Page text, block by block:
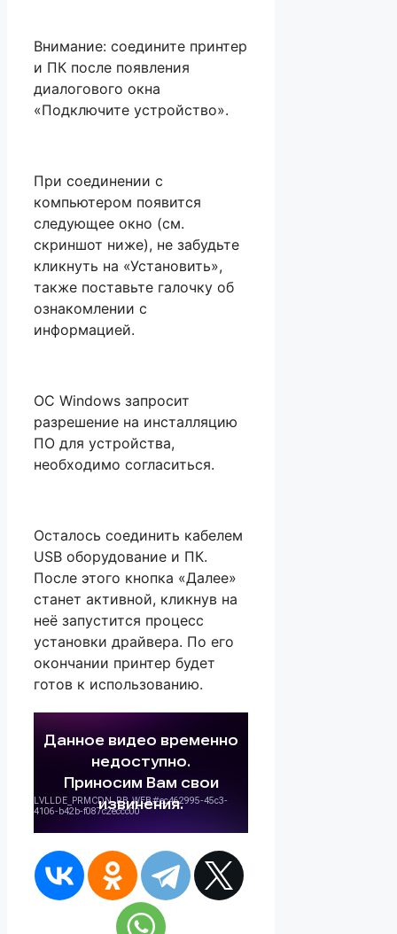
Внимание: соедините принтер
и ПК после появления
диалогового окна
«Подключите устройство».
При соединении с
компьютером появится
следующее окно (см.
скриншот ниже), не забудьте
кликнуть на «Установить»,
также поставьте галочку об
ознакомлении с
информацией.
OC Windows запросит
разрешение на инсталляцию
ПО для устройства,
необходимо согласиться.
Осталось соединить кабелем
USB оборудование и ПК.
После этого кнопка «Далее»
станет активной, кликнув на
неё запустится процесс
установки драйвера. По его
окончании принтер будет
готов к использованию.